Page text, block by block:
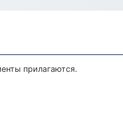
прилагаются.